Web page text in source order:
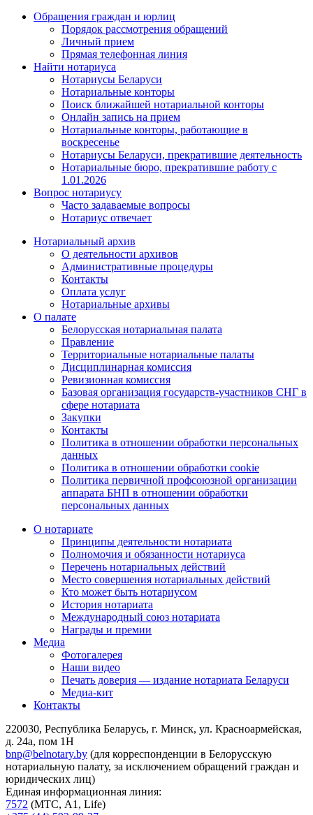
Обращения граждан и юрлиц
Порядок рассмотрения обращений
Личный прием
Прямая телефонная линия
Найти нотариуса
Нотариусы Беларуси
Нотариальные конторы
Поиск ближайшей нотариальной конторы
Онлайн запись на прием
Нотариальные конторы, работающие в
воскресенье
Нотариусы Беларуси, прекратившие деятельность
Нотариальные бюро, прекратившие работу с
1.01.2026
Вопрос нотариусу
Часто задаваемые вопросы
Нотариус отвечает
Нотариальный архив
О деятельности архивов
Административные процедуры
Контакты
Оплата услуг
Нотариальные архивы
О палате
Белорусская нотариальная палата
Правление
Территориальные нотариальные палаты
Дисциплинарная комиссия
Ревизионная комиссия
Базовая организация государств-участников СНГ в
сфере нотариата
Закупки
Контакты
Политика в отношении обработки персональных
данных
Политика в отношении обработки cookie
Политика первичной профсоюзной организации
аппарата БНП в отношении обработки
персональных данных
О нотариате
Принципы деятельности нотариата
Полномочия и обязанности нотариуса
Перечень нотариальных действий
Место совершения нотариальных действий
Кто может быть нотариусом
История нотариата
Международный союз нотариата
Награды и премии
Медиа
Фотогалерея
Наши видео
Печать доверия — издание нотариата Беларуси
Медиа-кит
Контакты
220030, Республика Беларусь, г. Минск, ул. Красноармейская,
д. 24а, пом 1Н
bnp@belnotary.by (для корреспонденции в Белорусскую
нотариальную палату, за исключением обращений граждан и
юридических лиц)
Единая информационная линия:
7572 (МТС, A1, Life)